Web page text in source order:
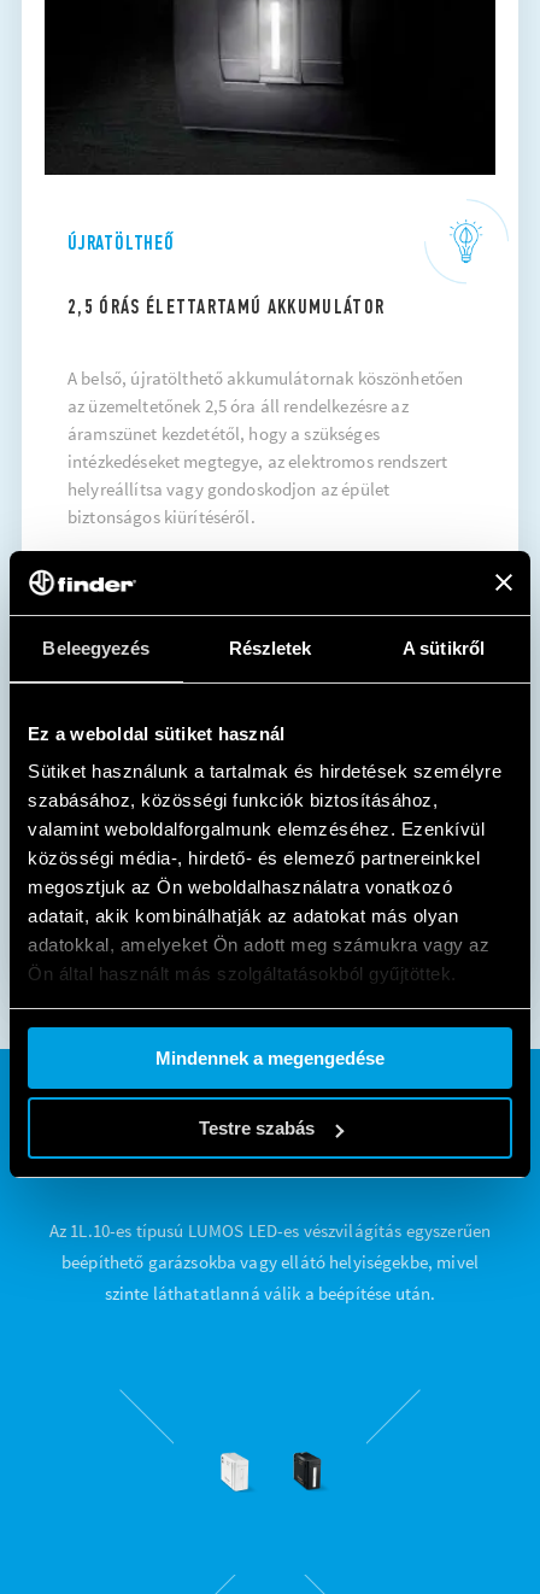
Beleegyezés Részletek A sütikről
Ez a weboldal sütiket használ
Sütiket használunk a tartalmak és hirdetések személyre
szabásához, közösségi funkciók biztosításához,
valamint weboldalforgalmunk elemzéséhez. Ezenkívül
közösségi média-, hirdető- és elemező partnereinkkel
megosztjuk az Ön weboldalhasználatra vonatkozó
adatait, akik kombinálhatják az adatokat más olyan
adatokkal, amelyeket Ön adott meg számukra vagy az
Ön által használt más szolgáltatásokból gyűjtöttek.
Cookie policy.
Mindennek a megengedése
Testre szabás
ÚJRATÖLTHEŐ
2,5 ÓRÁS ÉLETTARTAMÚ AKKUMULÁTOR
A belső, újratölthető akkumulátornak köszönhetően
az üzemeltetőnek 2,5 óra áll rendelkezésre az
áramszünet kezdetétől, hogy a szükséges
intézkedéseket megtegye, az elektromos rendszert
helyreállítsa vagy gondoskodjon az épület
biztonságos kiürítéséről.
EGYSZERŰ BEÉPÍTHETŐSÉG
Az 1L.10-es típusú LUMOS LED-es vészvilágítás egyszerűen
beépíthető garázsokba vagy ellátó helyiségekbe, mivel
szinte láthatatlanná válik a beépítése után.